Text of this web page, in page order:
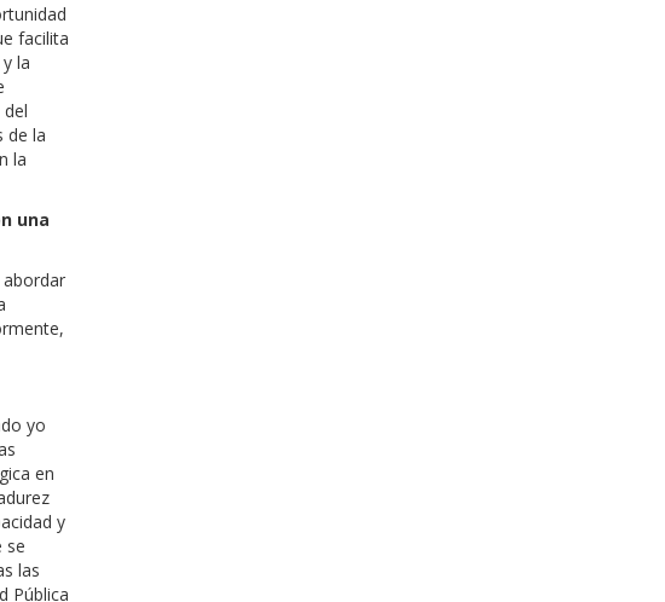
facilita
la
de la
la
una
yo
en
y
se
las
Pública